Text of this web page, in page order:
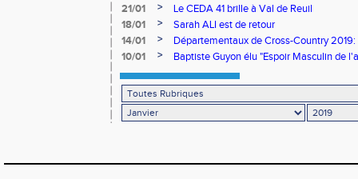
21/01
>
Le CEDA 41 brille à Val de Reuil
18/01
>
Sarah ALI est de retour
14/01
>
Départementaux de Cross-Country
10/01
> Baptiste Guyon élu "Espoir Masculin de